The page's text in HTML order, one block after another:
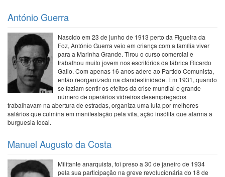
António Guerra
Nascido em 23 de junho de 1913 perto da Figueira da
Foz, António Guerra veio em criança com a família viver
para a Marinha Grande. Tirou o curso comercial e
trabalhou muito jovem nos escritórios da fábrica Ricardo
Gallo. Com apenas 16 anos adere ao Partido Comunista,
então reorganizado na clandestinidade. Em 1931, quando
se faziam sentir os efeitos da crise mundial e grande
número de operários vidreiros desempregados
trabalhavam na abertura de estradas, organiza uma luta por melhores
salários que culmina em manifestação pela vila, ação insólita que alarma a
burguesia local.
Manuel Augusto da Costa
Militante anarquista, foi preso a 30 de janeiro de 1934
pela sua participação na greve revolucionária do 18 de